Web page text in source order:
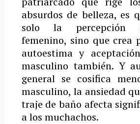
absurdos de belleza, es
solo la percepción
femenino, sino que crea
autoestima y
masculino también. Y
general se cosifica
masculino, la ansiedad
traje de baño afecta
a los muchachos.